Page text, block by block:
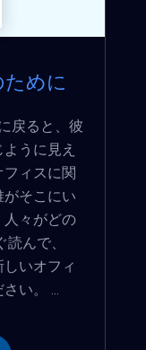
ために
戻ると、彼
うに見え
ィスに関
そこにい
人々がどの
んで、
いオフィ
い。 ...